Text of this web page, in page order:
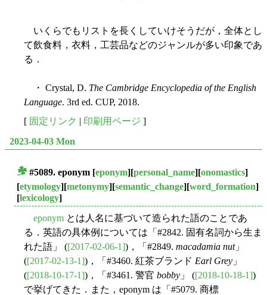
いくらでもリストを長くしていけそうだが，全体とし
て飲食料，衣料，工芸品などのジャンルが多い印象であ
る．
・ Crystal, D. The Cambridge Encyclopedia of the English
Language. 3rd ed. CUP, 2018.
[ 固定リンク | 印刷用ページ ]
2023-04-03 Mon
#5089. eponym [eponym][personal_name][onomastics]
[etymology][metonymy][semantic_change][word_formation]
[lexicology]
eponym とは人名に基づいて造られた語のことであ
る．英語の具体例については「#2842. 固有名詞から生ま
れた語」 ([2017-02-06-1])，「#2849. macadamia nut」
([2017-02-13-1])，「#3460. 紅茶ブランド Earl Grey 」
([2018-10-17-1])，「#3461. 警官 bobby 」 ([2018-10-18-1])
で挙げてきた．また，eponym は「#5079. 商標